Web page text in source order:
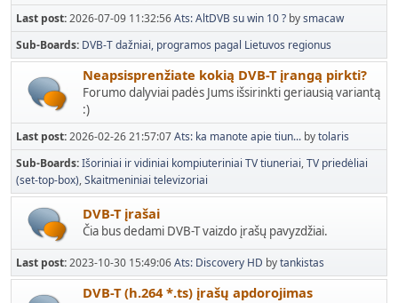
Last post:2026-07-09 11:32:56Ats: AltDVB su win 10 ? bysmacaw
Sub-Boards DVB-T dažniai, programos pagal Lietuvos regionus
Neapsisprenžiate kokią DVB-T įrangą pirkti?
Forumo dalyviai padės Jums išsirinkti geriausią variantą
:)
Last post:2026-02-26 21:57:07Ats: ka manote apie tiun... bytolaris
Sub-Boards Išoriniai ir vidiniai kompiuteriniai TV tiuneriai TV priedėliai
(set-top-box) Skaitmeniniai televizoriai
DVB-T įrašai
Čia bus dedami DVB-T vaizdo įrašų pavyzdžiai.
Last post:2023-10-30 15:49:06Ats: Discovery HD bytankistas
DVB-T (h.264 *.ts) įrašų apdorojimas